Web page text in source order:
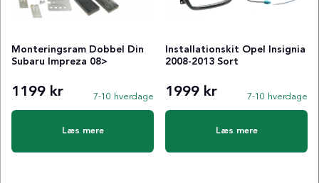
Monteringsram Dobbel Din
Subaru Impreza 08>
1199 kr 7-10 hverdage
Læs mere
Installationskit Opel Insignia
2008-2013 Sort
1999 kr 7-10 hverdage
Læs mere